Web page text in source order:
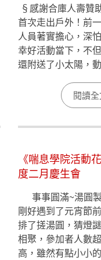
​§感謝合庫人
首次走出戶外！前
人員著實擔心，深
幸好活動當下，不
還附送了小太陽，
閱讀
《喘息學院活動
度二月慶生會
事事圓滿~湯圓
剛好遇到了元宵節
排了搓湯圓，猜燈
相聚，參加者人數
高，雖然有點小小